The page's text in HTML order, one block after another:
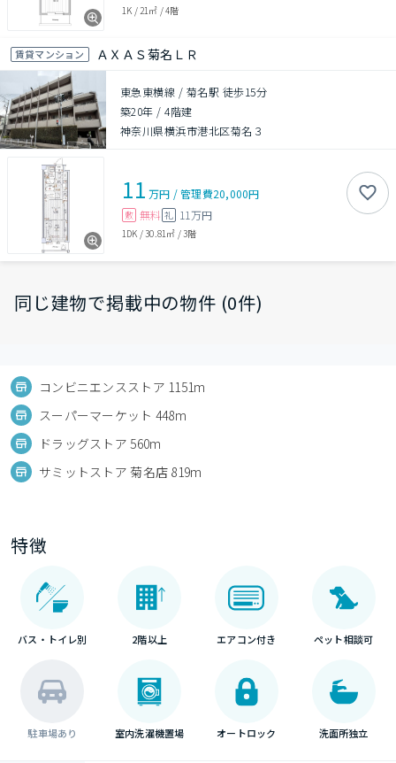
1K / 21㎡ /4階
賃貸マンション ＡＸＡＳ菊名ＬＲ
東急東横線 / 菊名駅 徒歩15分
築20年 /4階建
神奈川県横浜市港北区菊名３
11 万円 /管理費20,000円
敷 無料 礼 11万円
1DK /30.81㎡ /3階
同じ建物で掲載中の物件 (0件)
コンビニエンスストア 1151m
スーパーマーケット 448m
ドラッグストア 560m
サミットストア 菊名店 819m
特徴
バス・トイレ別 2階以上 エアコン付き ペット相談可
駐車場あり 室内洗濯機置場 オートロック 洗面所独立